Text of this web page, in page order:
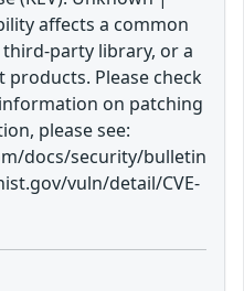
affects a common
party library, or a
Please check
on patching
please see:
docs/security/bulletin
vuln/detail/CVE-